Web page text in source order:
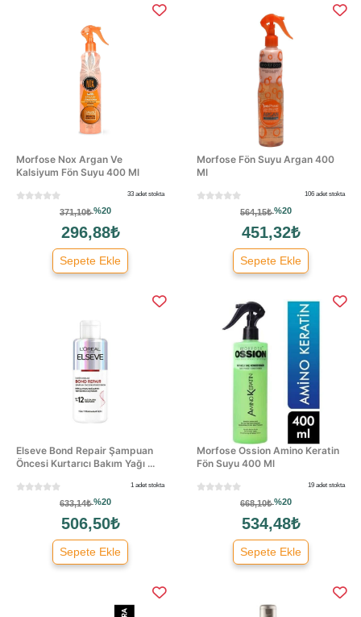
Morfose Nox Argan Ve
Kalsiyum Fön Suyu 400 Ml
33 adet stokta
371,10₺%20
296,88₺
Sepete Ekle
Morfose Fön Suyu Argan 400
Ml
106 adet stokta
564,15₺%20
451,32₺
Sepete Ekle
Elseve Bond Repair Şampuan
Öncesi Kurtarıcı Bakım Yağı ...
1 adet stokta
633,14₺%20
506,50₺
Sepete Ekle
Morfose Ossion Amino Keratin
Fön Suyu 400 Ml
19 adet stokta
668,10₺%20
534,48₺
Sepete Ekle